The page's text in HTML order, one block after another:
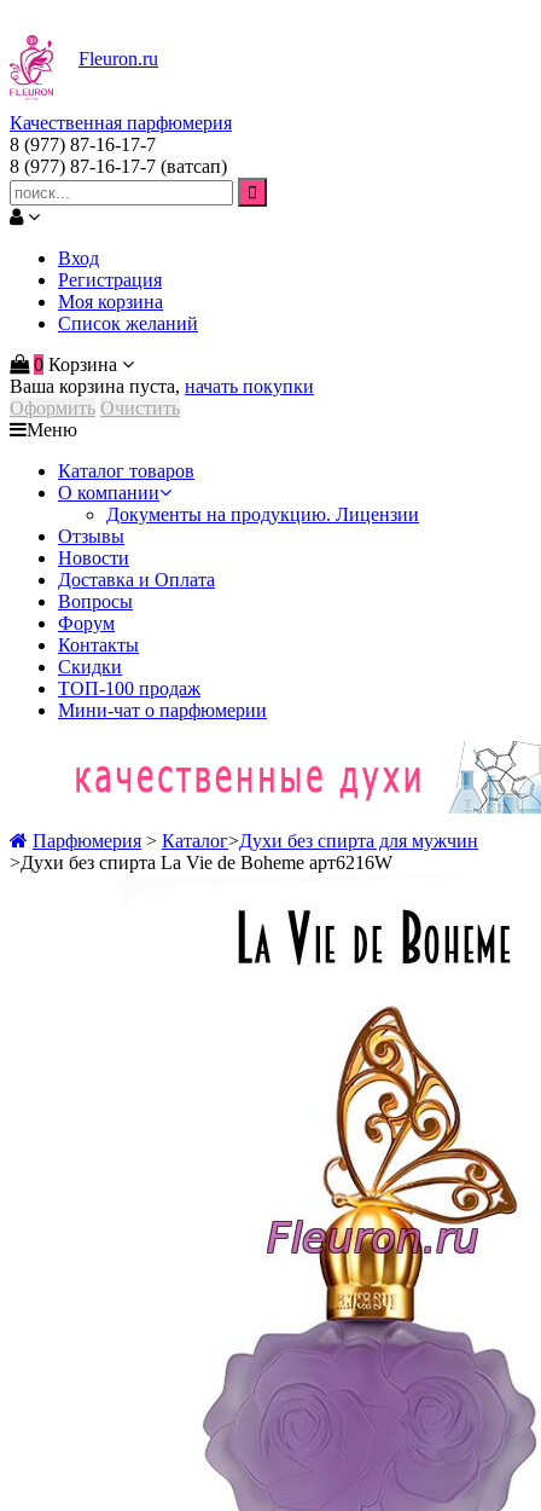
Fleuron.ru
Качественная парфюмерия
8 (977) 87-16-17-7
8 (977) 87-16-17-7 (ватсап)
Вход
Регистрация
Моя корзина
Список желаний
0 Корзина
Ваша корзина пуста, начать покупки
Оформить Очистить
Меню
Каталог товаров
О компании
Документы на продукцию. Лицензии
Отзывы
Новости
Доставка и Оплата
Вопросы
Форум
Контакты
Скидки
ТОП-100 продаж
Мини-чат о парфюмерии
Парфюмерия > Каталог>Духи без спирта для мужчин
>Духи без спирта La Vie de Boheme арт6216W